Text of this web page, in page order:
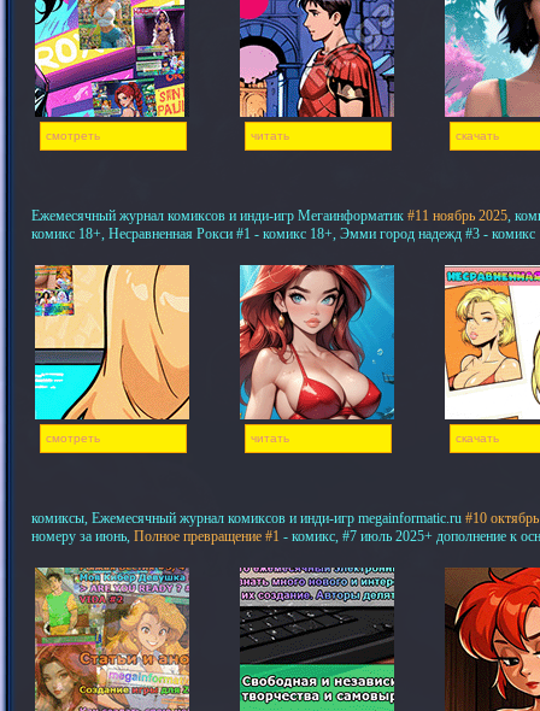
смотреть читать скачать
Ежемесячный журнал комиксов и инди-игр Мегаинформатик #11 ноябрь 2025,
комикс 18+, Несравненная Рокси #1 - комикс 18+, Эмми город надежд #3 - комикс
смотреть читать скачать
комиксы, Ежемесячный журнал комиксов и инди-игр megainformatic.ru #10
номеру за июнь, Полное превращение #1 - комикс, #7 июль 2025+ дополнение к